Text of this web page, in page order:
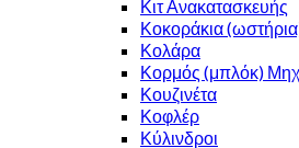
Κιτ Ανακατασκευής
Κοκοράκια
Κολάρα
Κορμός (μπλόκ)
Κουζινέτα
Κοφλέρ
Κύλινδροι